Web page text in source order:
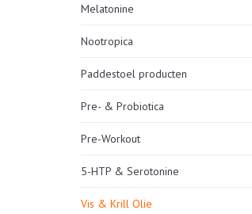
Melatonine
Nootropica
Paddestoel producten
Pre- & Probiotica
Pre-Workout
5-HTP & Serotonine
Vis & Krill Olie